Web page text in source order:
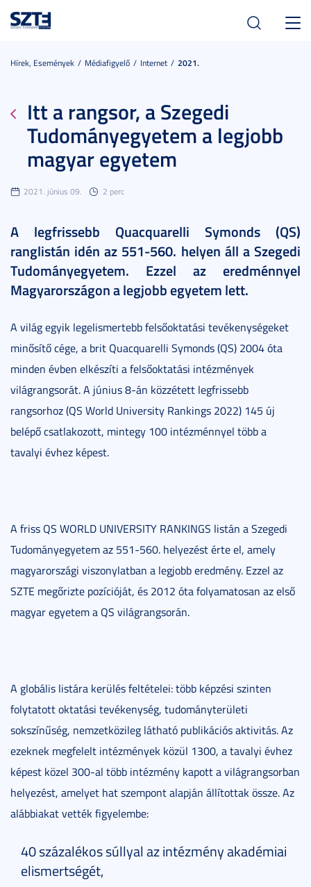
Hírek, Események Médiafigyelő Internet 2021.
Itt a rangsor, a Szegedi
Tudományegyetem a legjobb
magyar egyetem
2021. június 09. 2 perc
A legfrissebb Quacquarelli Symonds (QS)
ranglistán idén az 551-560. helyen áll a Szegedi
Tudományegyetem. Ezzel az eredménnyel
Magyarországon a legjobb egyetem lett.
A világ egyik legelismertebb felsőoktatási tevékenységeket
minősítő cége, a brit Quacquarelli Symonds (QS) 2004 óta
minden évben elkészíti a felsőoktatási intézmények
világrangsorát. A június 8-án közzétett legfrissebb
rangsorhoz (QS World University Rankings 2022) 145 új
belépő csatlakozott, mintegy 100 intézménnyel több a
tavalyi évhez képest.
A friss QS WORLD UNIVERSITY RANKINGS listán a Szegedi
Tudományegyetem az 551-560. helyezést érte el, amely
magyarországi viszonylatban a legjobb eredmény. Ezzel az
SZTE megőrizte pozícióját, és 2012 óta folyamatosan az első
magyar egyetem a QS világrangsorán.
A globális listára kerülés feltételei: több képzési szinten
folytatott oktatási tevékenység, tudományterületi
sokszínűség, nemzetközileg látható publikációs aktivitás. Az
ezeknek megfelelt intézmények közül 1300, a tavalyi évhez
képest közel 300-al több intézmény kapott a világrangsorban
helyezést, amelyet hat szempont alapján állítottak össze. Az
alábbiakat vették figyelembe:
40 százalékos súllyal az intézmény akadémiai
elismertségét,